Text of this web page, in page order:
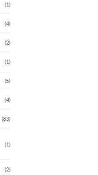
(1)
(4)
(2)
(1)
(5)
(4)
(83)
(1)
(2)